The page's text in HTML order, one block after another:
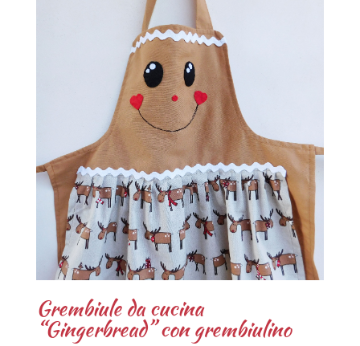
Grembiule da cucina
“Gingerbread” con grembiulino